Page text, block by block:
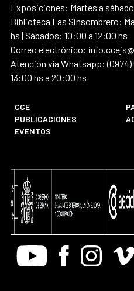
Exposiciones: Martes a
Biblioteca Las Sinsombrero:
hs | Sábados: 10:00 a 12:00 hs
Correo electrónico:
Atención vía Whatsapp: (0974)
13:00 hs a 20:00 hs
CCE
PUBLICACIONES
EVENTOS
Youtube FacebookInstagram
Vimeo